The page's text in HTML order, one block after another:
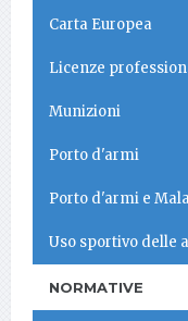
Carta Europea
Licenze
Munizioni
Porto d'armi
Porto d'armi e
Uso sportivo delle
NORMATIVE